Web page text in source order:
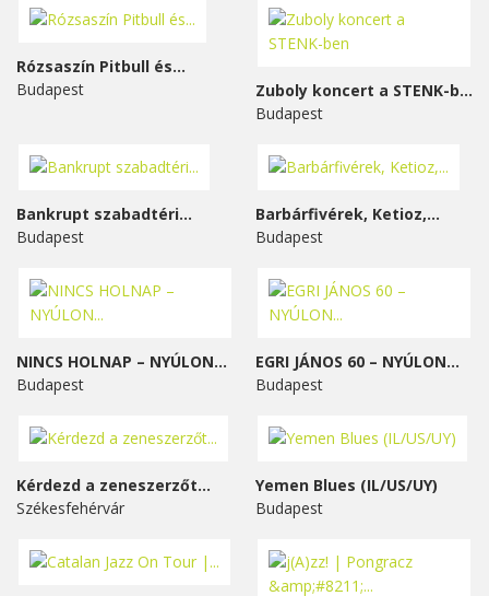
Rózsaszín Pitbull és...
Budapest
Zuboly koncert a STENK-ben
Budapest
Bankrupt szabadtéri...
Budapest
Barbárfivérek, Ketioz,...
Budapest
NINCS HOLNAP – NYÚLON...
Budapest
EGRI JÁNOS 60 – NYÚLON...
Budapest
Kérdezd a zeneszerzőt...
Székesfehérvár
Yemen Blues (IL/US/UY)
Budapest